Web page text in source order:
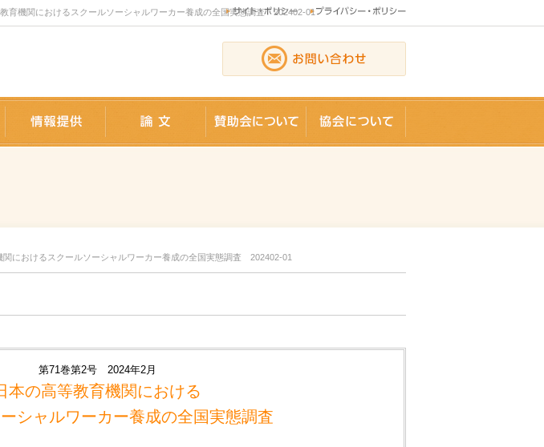
育機関におけるスクールソーシャルワーカー養成の全国実態調査 202402-01
事業内容 情報提供 論文 賛助会員 協会について
関におけるスクールソーシャルワーカー養成の全国実態調査 202402-01
第71巻第2号 2024年2月
本の高等教育機関における
シャルワーカー養成の全国実態調査